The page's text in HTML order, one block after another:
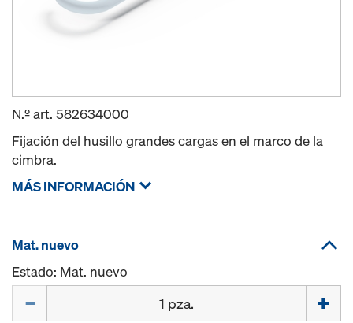
N.º art. 582634000
Fijación del husillo grandes cargas en el marco de la
cimbra.
MÁS INFORMACIÓN
Mat. nuevo
Estado: Mat. nuevo